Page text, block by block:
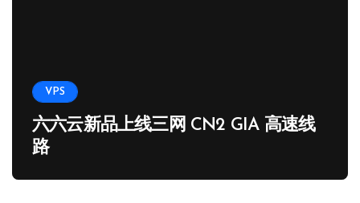
VPS
六六云新品上线三网 CN2 GIA 高速线
路